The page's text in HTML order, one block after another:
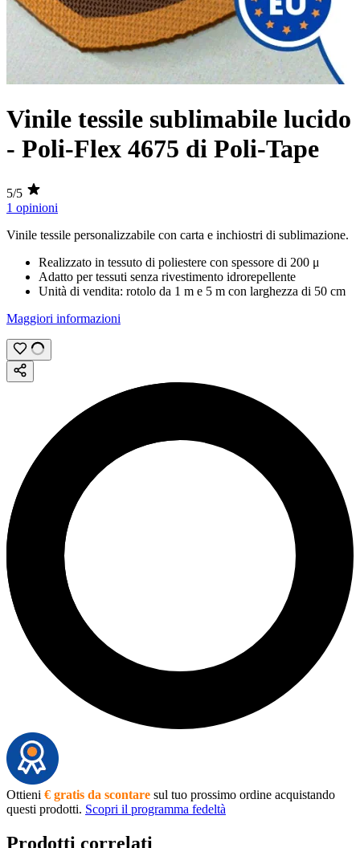
Vinile tessile sublimabile lucido
- Poli-Flex 4675 di Poli-Tape
5/5
1 opinioni
Vinile tessile personalizzabile con carta e inchiostri di sublimazione.
Realizzato in tessuto di poliestere con spessore di 200 μ
Adatto per tessuti senza rivestimento idrorepellente
Unità di vendita: rotolo da 1 m e 5 m con larghezza di 50 cm
Maggiori informazioni
Ottieni € gratis da scontare sul tuo prossimo ordine acquistando
questi prodotti. Scopri il programma fedeltà
Prodotti correlati